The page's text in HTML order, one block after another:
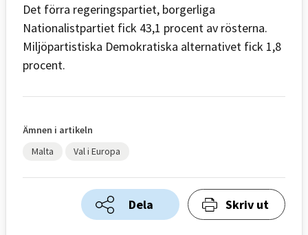
Det förra regeringspartiet, borgerliga
Nationalistpartiet fick 43,1 procent av rösterna.
Miljöpartistiska Demokratiska alternativet fick 1,8
procent.
Ämnen i artikeln
Malta
Val i Europa
Dela Skriv ut